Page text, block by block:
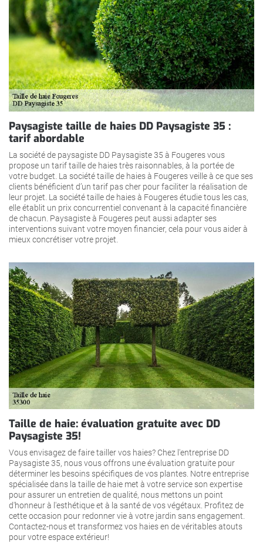
Paysagiste taille de haies DD Paysagiste 35 :
tarif abordable
La société de paysagiste DD Paysagiste 35 à Fougeres vous
propose un tarif taille de haies très raisonnables, à la portée de
votre budget. La société taille de haies à Fougeres veille à ce que ses
clients bénéficient d’un tarif pas cher pour faciliter la réalisation de
leur projet. La société taille de haies à Fougeres étudie tous les cas,
elle établit un prix concurrentiel convenant à la capacité financière
de chacun. Paysagiste à Fougeres peut aussi adapter ses
interventions suivant votre moyen financier, cela pour vous aider à
mieux concrétiser votre projet.
Taille de haie: évaluation gratuite avec DD
Paysagiste 35!
Vous envisagez de faire tailler vos haies? Chez l'entreprise DD
Paysagiste 35, nous vous offrons une évaluation gratuite pour
déterminer les besoins spécifiques de vos plantes. Notre entreprise
spécialisée dans la taille de haie met à votre service son expertise
pour assurer un entretien de qualité, nous mettons un point
d'honneur à l'esthétique et à la santé de vos végétaux. Profitez de
cette occasion pour redonner vie à votre jardin sans engagement.
Contactez-nous et transformez vos haies en de véritables atouts
pour votre espace extérieur!